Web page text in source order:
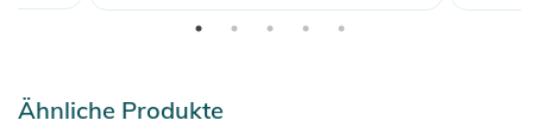
Ähnliche Produkte